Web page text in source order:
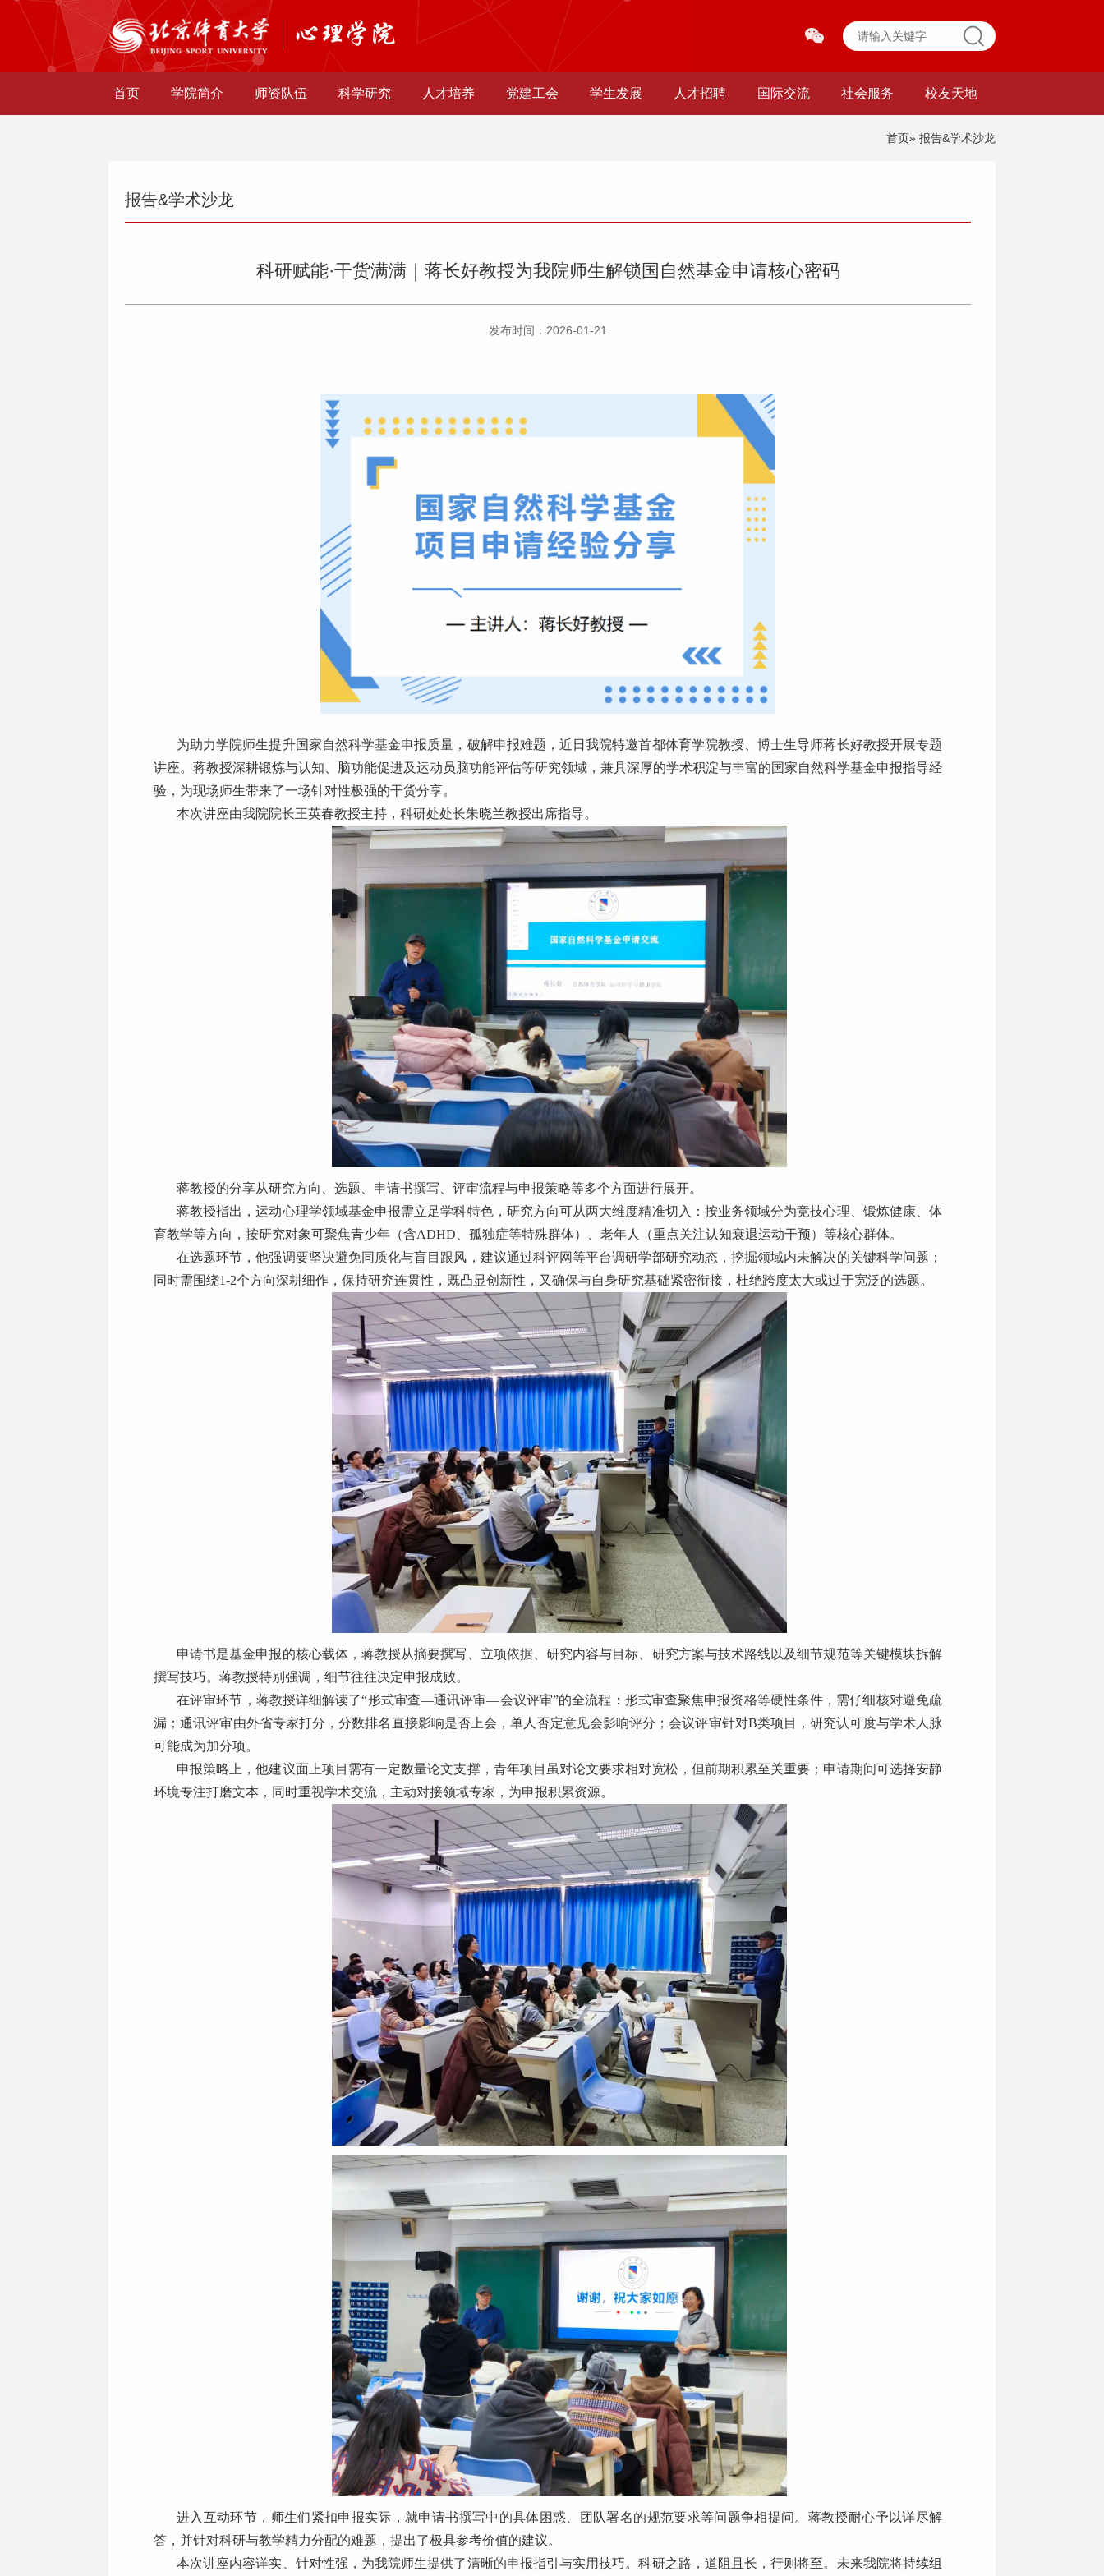
首页 学院简介 师资队伍 科学研究 人才培养 党建工会 学生发展 人才招聘 国际交流 社会服务 校友天地
首页» 报告&学术沙龙
报告&学术沙龙
科研赋能·干货满满｜蒋长好教授为我院师生解锁国自然基金申请核心密码
发布时间：2026-01-21
为助力学院师生提升国家自然科学基金申报质量，破解申报难题，近日我院特邀首都体育学院教授、博士生导师蒋长好教授开展专题
讲座。蒋教授深耕锻炼与认知、脑功能促进及运动员脑功能评估等研究领域，兼具深厚的学术积淀与丰富的国家自然科学基金申报指导经
验，为现场师生带来了一场针对性极强的干货分享。
本次讲座由我院院长王英春教授主持，科研处处长朱晓兰教授出席指导。
蒋教授的分享从研究方向、选题、申请书撰写、评审流程与申报策略等多个方面进行展开。
蒋教授指出，运动心理学领域基金申报需立足学科特色，研究方向可从两大维度精准切入：按业务领域分为竞技心理、锻炼健康、体
育教学等方向，按研究对象可聚焦青少年（含ADHD、孤独症等特殊群体）、老年人（重点关注认知衰退运动干预）等核心群体。
在选题环节，他强调要坚决避免同质化与盲目跟风，建议通过科评网等平台调研学部研究动态，挖掘领域内未解决的关键科学问题；
同时需围绕1-2个方向深耕细作，保持研究连贯性，既凸显创新性，又确保与自身研究基础紧密衔接，杜绝跨度太大或过于宽泛的选题。
申请书是基金申报的核心载体，蒋教授从摘要撰写、立项依据、研究内容与目标、研究方案与技术路线以及细节规范等关键模块拆解
撰写技巧。蒋教授特别强调，细节往往决定申报成败。
在评审环节，蒋教授详细解读了“形式审查—通讯评审—会议评审”的全流程：形式审查聚焦申报资格等硬性条件，需仔细核对避免疏
漏；通讯评审由外省专家打分，分数排名直接影响是否上会，单人否定意见会影响评分；会议评审针对B类项目，研究认可度与学术人脉
可能成为加分项。
申报策略上，他建议面上项目需有一定数量论文支撑，青年项目虽对论文要求相对宽松，但前期积累至关重要；申请期间可选择安静
环境专注打磨文本，同时重视学术交流，主动对接领域专家，为申报积累资源。
进入互动环节，师生们紧扣申报实际，就申请书撰写中的具体困惑、团队署名的规范要求等问题争相提问。蒋教授耐心予以详尽解
答，并针对科研与教学精力分配的难题，提出了极具参考价值的建议。
本次讲座内容详实、针对性强，为我院师生提供了清晰的申报指引与实用技巧。科研之路，道阻且长，行则将至。未来我院将持续组